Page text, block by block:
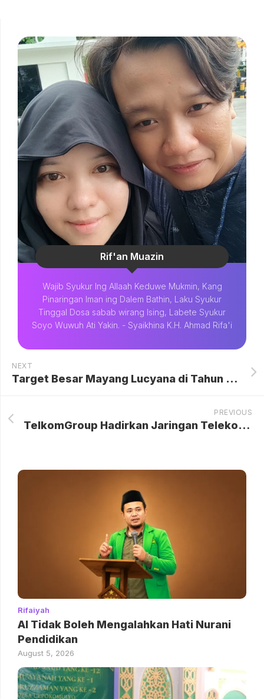
Rif'an Muazin
Wajib Syukur Ing Allaah Keduwe Mukmin, Kang
Pinaringan Iman ing Dalem Bathin, Laku Syukur
Tinggal Dosa sabab wirang Ising, Labete Syukur
Soyo Wuwuh Ati Yakin. - Syaikhina K.H. Ahmad Rifa'i
NEXT
Target Besar Mayang Lucyana di Tahun 2026
PREVIOUS
TelkomGroup Hadirkan Jaringan Telekomunikasi di Huntara Aceh Tamiang
Rifaiyah
AI Tidak Boleh Mengalahkan Hati Nurani
Pendidikan
August 5, 2026